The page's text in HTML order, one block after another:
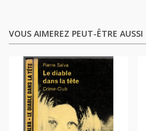
VOUS AIMEREZ PEUT-ÊTRE AUSSI